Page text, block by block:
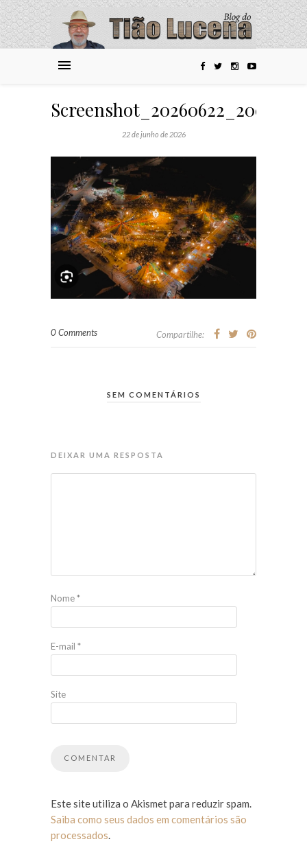
22 de junho de 2026
0 Comments Compartilhe:
SEM COMENTÁRIOS
DEIXAR UMA RESPOSTA
Nome*
E-mail *
Site
Este site utiliza o Akismet para reduzir spam.
Saiba como seus dados em comentários são
processados.